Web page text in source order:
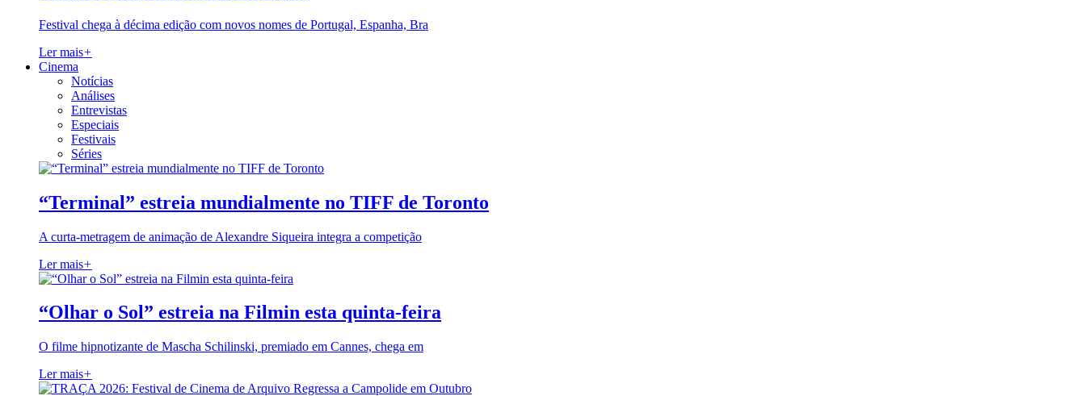
Festival chega à décima edição com novos nomes de Portugal, Espanha, Bra
Ler mais+
Cinema
Notícias
Análises
Entrevistas
Especiais
Festivais
Séries
“Terminal” estreia mundialmente no TIFF de Toronto
A curta-metragem de animação de Alexandre Siqueira integra a competição
Ler mais+
“Olhar o Sol” estreia na Filmin esta quinta-feira
O filme hipnotizante de Mascha Schilinski, premiado em Cannes, chega em
Ler mais+